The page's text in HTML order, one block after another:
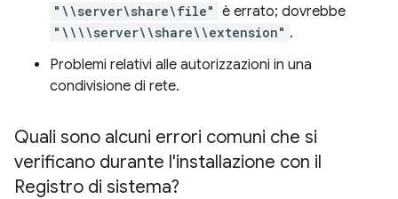
"\\server\share\file" è errato; dovrebbe
"\\\\server\\share\\extension" .
Problemi relativi alle autorizzazioni in una
condivisione di rete.
Quali sono alcuni errori comuni che si
verificano durante l'installazione con il
Registro di sistema?